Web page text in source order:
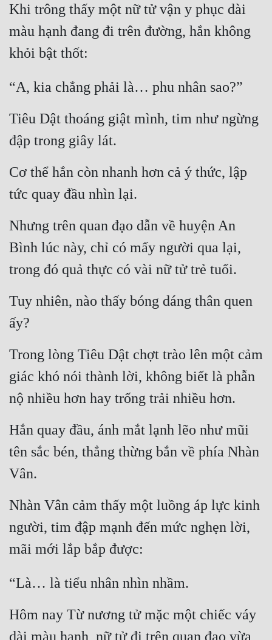
Khi trông thấy một nữ tử vận y phục dài
màu hạnh đang đi trên đường, hắn không
khỏi bật thốt:
“A, kia chẳng phải là… phu nhân sao?”
Tiêu Dật thoáng giật mình, tim như ngừng
đập trong giây lát.
Cơ thể hắn còn nhanh hơn cả ý thức, lập
tức quay đầu nhìn lại.
Nhưng trên quan đạo dẫn về huyện An
Bình lúc này, chỉ có mấy người qua lại,
trong đó quả thực có vài nữ tử trẻ tuổi.
Tuy nhiên, nào thấy bóng dáng thân quen
ấy?
Trong lòng Tiêu Dật chợt trào lên một cảm
giác khó nói thành lời, không biết là phẫn
nộ nhiều hơn hay trống trải nhiều hơn.
Hắn quay đầu, ánh mắt lạnh lẽo như mũi
tên sắc bén, thẳng thừng bắn về phía Nhàn
Vân.
Nhàn Vân cảm thấy một luồng áp lực kinh
người, tim đập mạnh đến mức nghẹn lời,
mãi mới lắp bắp được:
“Là… là tiểu nhân nhìn nhầm.
Hôm nay Từ nương tử mặc một chiếc váy
dài màu hạnh, nữ tử đi trên quan đạo vừa